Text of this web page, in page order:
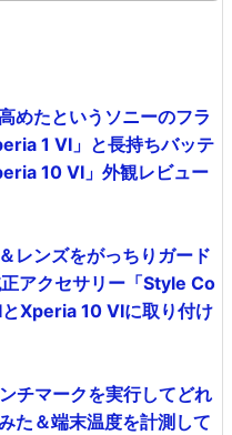
めたというソニーのフラ
1 VI」と長持ちバッテ
10 VI」外観レビュー
レンズをがっちりガード
アクセサリー「Style Co
Xperia 10 VIに取り付け
チマークを実行してどれ
た＆端末温度を計測して